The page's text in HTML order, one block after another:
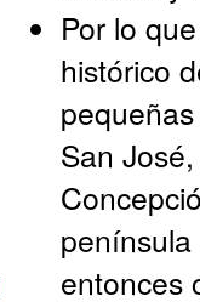
Por lo
histórico
San
entonces